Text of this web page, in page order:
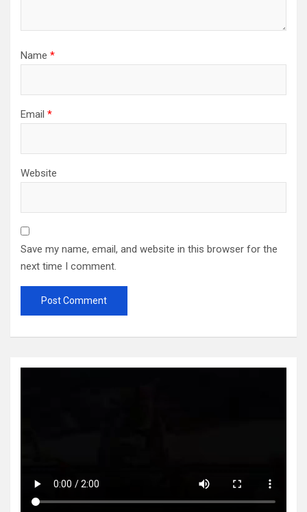
Name *
Email *
Website
Save my name, email, and website in this browser for the
next time I comment.